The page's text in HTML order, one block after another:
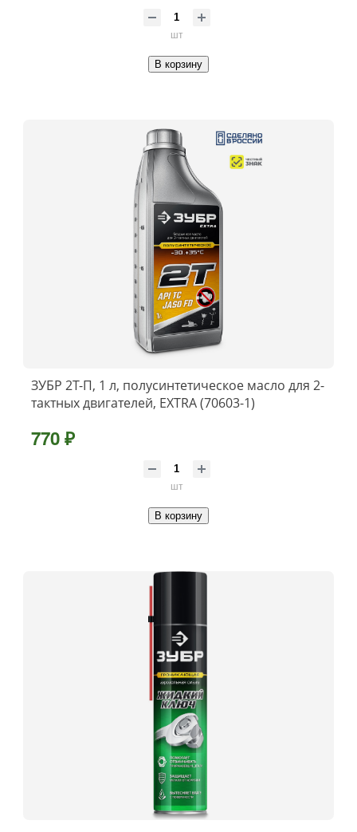
шт
В корзину
ЗУБР 2Т-П, 1 л, полусинтетическое масло для 2-
тактных двигателей, EXTRA (70603-1)
770 ₽
шт
В корзину